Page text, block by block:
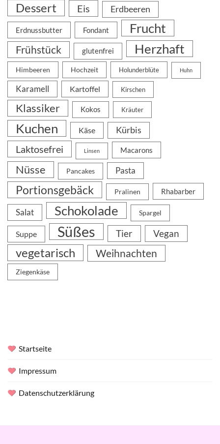
Dessert Eis Erdbeeren
Erdnussbutter Fondant Frucht
Frühstück glutenfrei Herzhaft
Himbeeren Hochzeit Holunderblüte Huhn
Karamell Kartoffel Kirschen
Klassiker Kokos Kräuter
Kuchen Käse Kürbis
Laktosefrei Linsen Macarons
Nüsse Pancakes Pasta
Portionsgebäck Pralinen Rhabarber
Salat Schokolade Spargel
Suppe Süßes Tier Vegan
vegetarisch Weihnachten
Ziegenkäse
Startseite
Impressum
Datenschutzerklärung